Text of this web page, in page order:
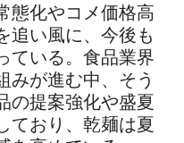
態化やコメ価格高
追い風に、今後も
ている。食品業界
みが進む中、そう
の提案強化や盛夏
ており、乾麺は夏